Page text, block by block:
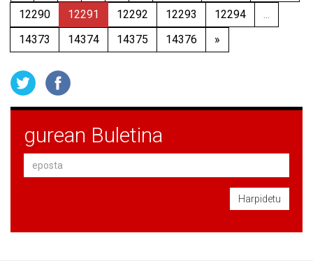
12290
12291 12292 12293 12294
...
14373
14374 14375 14376 »
gurean Buletina
Harpidetu